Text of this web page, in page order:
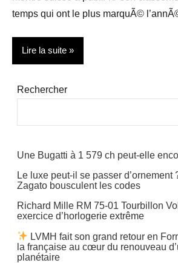
temps qui ont le plus marquÃ©
Lire la suite
Montres
Rechercher
Une Bugatti à 1 579 ch peut-elle
Le luxe peut-il se passer d’ornement
Zagato bousculent les codes
Richard Mille RM 75-01 Tourbillon
exercice d’horlogerie extrême
LVMH fait son grand retour en
la française au cœur du renouveau
planétaire